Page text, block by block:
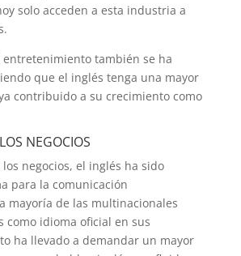
solo acceden a esta industria a
también se ha
que el inglés tenga una mayor
contribuido a su crecimiento como
NEGOCIOS
negocios, el inglés ha sido
para la comunicación
mayoría de las multinacionales
como idioma oficial en sus
ha llevado a demandar un mayor